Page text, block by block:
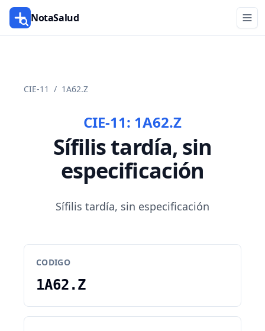
NotaSalud
CIE-11 / 1A62.Z
CIE-11: 1A62.Z
Sífilis tardía, sin
especificación
Sífilis tardía, sin especificación
CODIGO
1A62.Z